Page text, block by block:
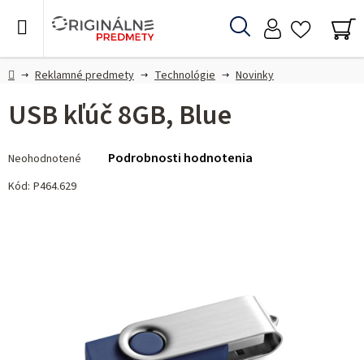
Hľadať
DomovReklamné predmety Technológie Novinky
USB kľúč 8GB, Blue
hodnotenie
produktu
Neohodnotené Podrobnosti hodnotenia
Kód: P464.629